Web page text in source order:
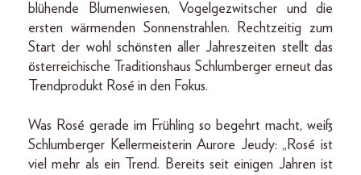
blühende Blumenwiesen, Vogelgezwitscher und die
ersten wärmenden Sonnenstrahlen. Rechtzeitig zum
Start der wohl schönsten aller Jahreszeiten stellt das
österreichische Traditionshaus Schlumberger erneut das
Trendprodukt Rosé in den Fokus.
Was Rosé gerade im Frühling so begehrt macht, weiß
Schlumberger Kellermeisterin Aurore Jeudy: „Rosé ist
viel mehr als ein Trend. Bereits seit einigen Jahren ist